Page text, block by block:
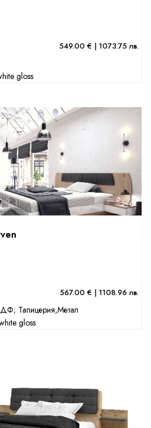
549.00 € | 1073.75 лв.
gloss
567.00 € | 1108.96 лв.
Тапицерия,Метал
gloss